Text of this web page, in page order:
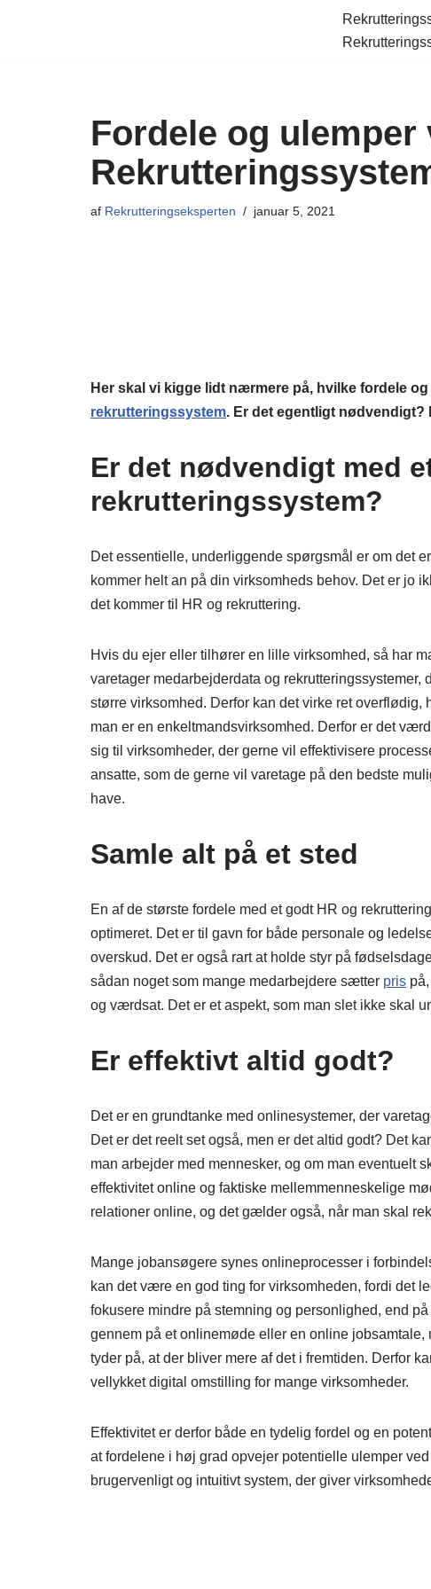
Fordele og ulemper
af Rekrutteringseksperten januar 5, 2021
Her skal vi kigge lidt nærmere på, hvilke fordele
rekrutteringssystem. Er det egentligt nødvendigt?
Er det nødvendigt med
rekrutteringssystem?
Det essentielle, underliggende spørgsmål er om det
kommer helt an på din virksomheds behov. Det er jo
det kommer til HR og rekruttering.
Hvis du ejer eller tilhører en lille virksomhed, så har
varetager medarbejderdata og
større virksomhed. Derfor kan det virke ret
man er en enkeltmandsvirksomhed. Derfor er det
sig til virksomheder, der gerne vil effektivisere
ansatte, som de gerne vil varetage på den bedste
have.
Samle alt på et sted
En af de største fordele med et godt HR og
optimeret. Det er til gavn for både personale og
overskud. Det er også rart at holde styr på
sådan noget som mange medarbejdere sætter pris
og værdsat. Det er et aspekt, som man slet ikke skal
Er effektivt altid godt?
Det er en grundtanke med onlinesystemer, der
Det er det reelt set også, men er det altid godt? Det
man arbejder med mennesker, og om man eventuelt
effektivitet online og faktiske mellemmenneskelige
relationer online, og det gælder også, når man skal
Mange jobansøgere synes onlineprocesser i
kan det være en god ting for virksomheden, fordi det
fokusere mindre på stemning og personlighed, end
gennem på et onlinemøde eller en online
tyder på, at der bliver mere af det i fremtiden. Derfor
vellykket digital omstilling for mange virksomheder.
Effektivitet er derfor både en tydelig fordel og en
at fordelene i høj grad opvejer potentielle ulemper
brugervenligt og intuitivt system, der giver